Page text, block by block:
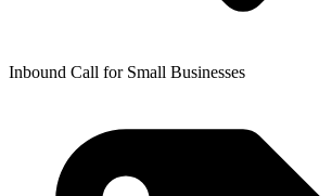
Inbound Call for Small Businesses